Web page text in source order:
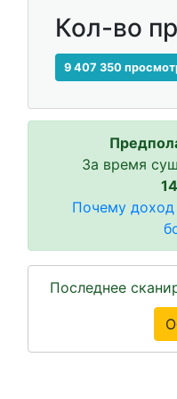
Кол-во
9 407 350
За время
Почему
Последнее